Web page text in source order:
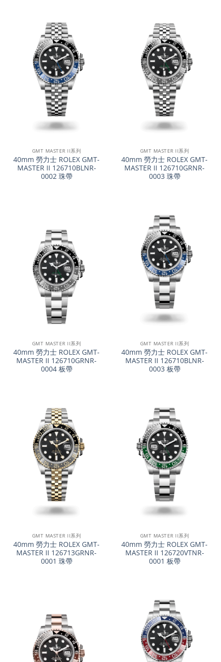
GMT MASTER II系列
40mm 勞力士 ROLEX GMT-
MASTER II 126710BLNR-
0002 珠帶
GMT MASTER II系列
40mm 勞力士 ROLEX GMT-
MASTER II 126710GRNR-
0003 珠帶
GMT MASTER II系列
40mm 勞力士 ROLEX GMT-
MASTER II 126710GRNR-
0004 板帶
GMT MASTER II系列
40mm 勞力士 ROLEX GMT-
MASTER II 126710BLNR-
0003 板帶
GMT MASTER II系列
40mm 勞力士 ROLEX GMT-
MASTER II 126713GRNR-
0001 珠帶
GMT MASTER II系列
40mm 勞力士 ROLEX GMT-
MASTER II 126720VTNR-
0001 板帶